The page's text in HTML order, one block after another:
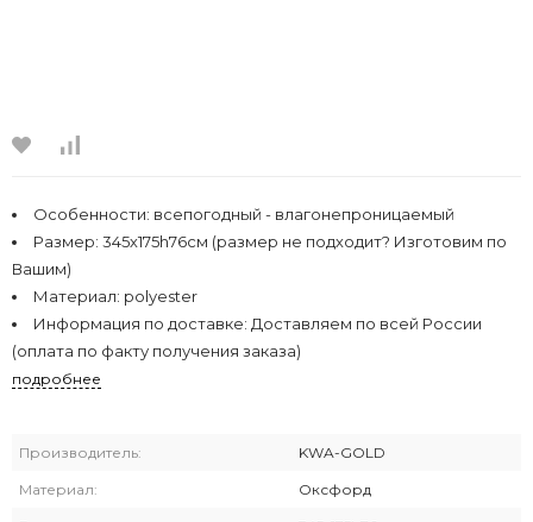
Особенности: всепогодный - влагонепроницаемый
Размер: 345х175h76см (размер не подходит? Изготовим по
Вашим)
Материал: polyester
Информация по доставке: Доставляем по всей России
(оплата по факту получения заказа)
подробнее
Производитель: KWA-GOLD
Материал: Оксфорд